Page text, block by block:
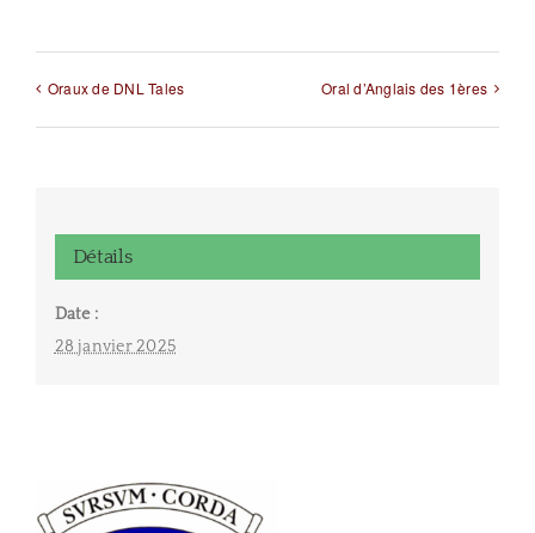
Oraux de DNL Tales Oral d’Anglais des 1ères
Détails
Date :
28 janvier 2025